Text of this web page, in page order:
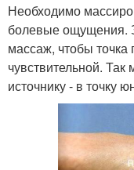
Необходимо
болевые ощущения.
массаж, чтобы
чувствительной.
источнику - в точку